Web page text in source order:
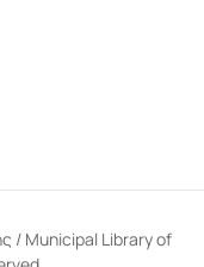
/ Municipal Library of